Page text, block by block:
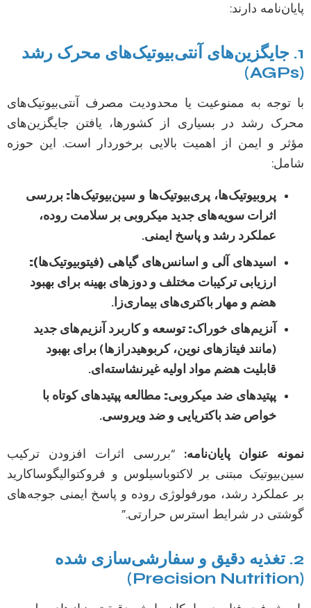
پایان‌نامه دارند:
1. جایگزین‌های آنتی‌بیوتیک‌های محرک رشد
(AGPs)
با توجه به ممنوعیت یا محدودیت مصرف آنتی‌بیوتیک‌های
محرک رشد در بسیاری از کشورها، یافتن جایگزین‌های
مؤثر و ایمن از اهمیت بالایی برخوردار است. این حوزه
شامل:
پروبیوتیک‌ها، پری‌بیوتیک‌ها و سین‌بیوتیک‌ها: بررسی
اثرات سویه‌های جدید میکروبی بر سلامت روده،
عملکرد رشد و پاسخ ایمنی.
اسیدهای آلی و اسانس‌های گیاهی (فیتوبیوتیک‌ها):
ارزیابی ترکیبات مختلف و دوزهای بهینه برای بهبود
هضم و مهار باکتری‌های بیماری‌زا.
آنزیم‌های خوراک: توسعه و کاربرد آنزیم‌های جدید
(مانند فیتازهای نوین، کربوهیدرازها) برای بهبود
قابلیت هضم مواد اولیه غیرنشاسته‌ای.
پپتیدهای ضد میکروبی: مطالعه پپتیدهای کوتاه با
خواص ضد باکتریایی و ضد ویروسی.
نمونه عنوان پایان‌نامه: “بررسی اثرات افزودن ترکیب
سین‌بیوتیک مبتنی بر لاکتوباسیلوس و فروکتوالیگوساکارید
بر عملکرد رشد، مورفولوژی روده و پاسخ ایمنی جوجه‌های
گوشتی در شرایط استرس حرارتی.”
2. تغذیه دقیق و سفارشی‌سازی شده
(Precision Nutrition)